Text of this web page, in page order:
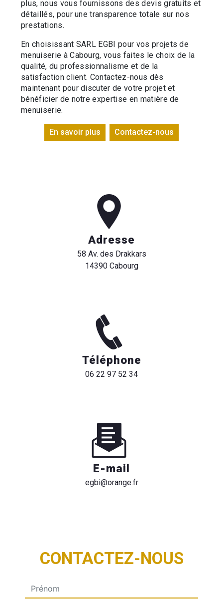
plus, nous vous fournissons des devis gratuits et
détaillés, pour une transparence totale sur nos
prestations.
En choisissant SARL EGBI pour vos projets de
menuiserie à Cabourg, vous faites le choix de la
qualité, du professionnalisme et de la
satisfaction client. Contactez-nous dès
maintenant pour discuter de votre projet et
bénéficier de notre expertise en matière de
menuiserie.
En savoir plus Contactez-nous
Adresse
58 Av. des Drakkars
14390 Cabourg
Téléphone
06 22 97 52 34
E-mail
egbi@orange.fr
CONTACTEZ-NOUS